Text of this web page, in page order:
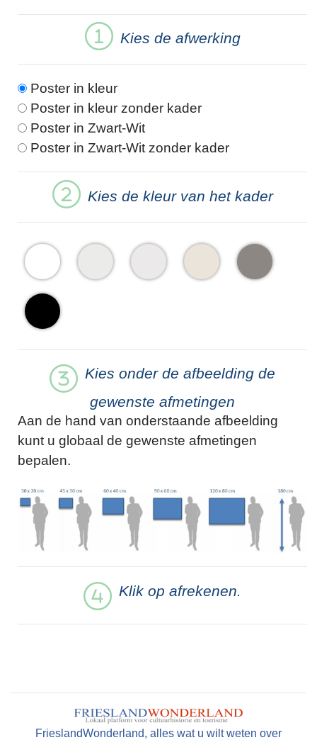
Kies de afwerking
Poster in kleur
Poster in kleur zonder kader
Poster in Zwart-Wit
Poster in Zwart-Wit zonder kader
Kies de kleur van het kader
Kies onder de afbeelding de
gewenste afmetingen
Aan de hand van onderstaande afbeelding
kunt u globaal de gewenste afmetingen
bepalen.
Klik op afrekenen.
FrieslandWonderland, alles wat u wilt weten over